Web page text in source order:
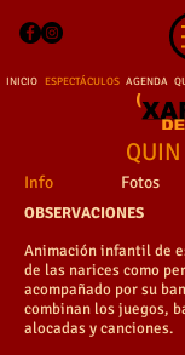
INICIO ESPECTÁCULOS AGENDA
Info Fotos
OBSERVACIONES
Animación infantil de
de las narices como
acompañado por su
combinan los juegos,
alocadas y canciones.